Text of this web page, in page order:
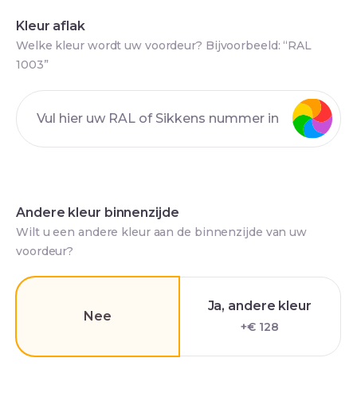
Kleur aflak
Welke kleur wordt uw voordeur? Bijvoorbeeld: “RAL
1003”
Andere kleur binnenzijde
Wilt u een andere kleur aan de binnenzijde van uw
voordeur?
Nee
Ja, andere kleur
+€ 128